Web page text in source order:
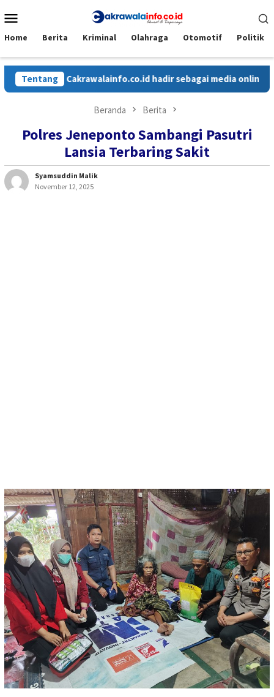
ke
Mobile
Home Berita Kriminal Olahraga Otomotif Politik
Tentang
Cakrawalainfo.co.id hadir sebagai media online yang
Beranda Berita
Polres Jeneponto Sambangi Pasutri
Lansia Terbaring Sakit
Syamsuddin Malik
November 12, 2025